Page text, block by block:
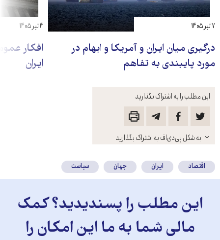
این مطلب را به اشتراک بگذارید
باز
کنید
به شکل پی‌دی‌اف به اشتراک بگذارید
درگیری میان ایران و آمریکا و ابهام در
مورد پایبندی به تفاهم‌
۷ تیر ۱۴۰۵
افکار
ایران
۴ تیر ۱۴۰۵
اقتصاد ایران جهان سیاست
این مطلب را پسندیدید؟ کمک
مالی شما به ما این امکان را